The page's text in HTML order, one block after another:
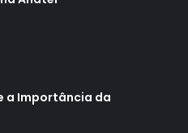
a Importância da